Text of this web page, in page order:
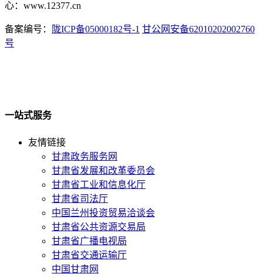
心：www.12377.cn
备案编号： 陇ICP备05000182号-1 甘公网安备62010202002760
号
一站式服务
友情链接
甘肃政务服务网
甘肃省发展和改革委员会
甘肃省工业和信息化厅
甘肃省司法厅
中国兰州投资贸易洽谈会
甘肃省公共资源交易局
甘肃省广播电视局
甘肃省交通运输厅
中国甘肃网